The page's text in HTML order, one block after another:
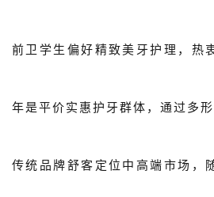
前卫学生偏好精致美牙护理，热
年是平价实惠护牙群体，通过多
传统品牌舒客定位中高端市场，